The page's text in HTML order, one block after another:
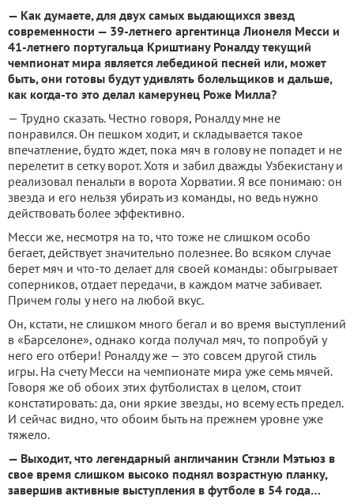
— Как думаете, для двух самых выдающихся звезд
современности — 39-летнего аргентинца Лионеля Месси и
41-летнего португальца Криштиану Роналду текущий
чемпионат мира является лебединой песней или, может
быть, они готовы будут удивлять болельщиков и дальше,
как когда-то это делал камерунец Роже Милла?
— Трудно сказать. Честно говоря, Роналду мне не
понравился. Он пешком ходит, и складывается такое
впечатление, будто ждет, пока мяч в голову не попадет и не
перелетит в сетку ворот. Хотя и забил дважды Узбекистану и
реализовал пенальти в ворота Хорватии. Я все понимаю: он
звезда и его нельзя убирать из команды, но ведь нужно
действовать более эффективно.
Месси же, несмотря на то, что тоже не слишком особо
бегает, действует значительно полезнее. Во всяком случае
берет мяч и что-то делает для своей команды: обыгрывает
соперников, отдает передачи, в каждом матче забивает.
Причем голы у него на любой вкус.
Он, кстати, не слишком много бегал и во время выступлений
в «Барселоне», однако когда получал мяч, то попробуй у
него его отбери! Роналду же — это совсем другой стиль
игры. На счету Месси на чемпионате мира уже семь мячей.
Говоря же об обоих этих футболистах в целом, стоит
констатировать: да, они яркие звезды, но всему есть предел.
И сейчас видно, что обоим быть на прежнем уровне уже
тяжело.
— Выходит, что легендарный англичанин Стэнли Мэтьюз в
свое время слишком высоко поднял возрастную планку,
завершив активные выступления в футболе в 54 года…